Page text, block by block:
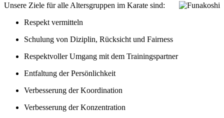
Unsere Ziele für alle Altersgruppen im Karate sind:
Respekt vermitteln
Schulung von Diziplin, Rücksicht und Fairness
Respektvoller Umgang mit dem Trainingspartner
Entfaltung der Persönlichkeit
Verbesserung der Koordination
Verbesserung der Konzentration